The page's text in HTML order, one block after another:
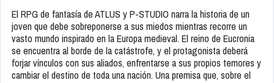
El RPG de fantasía de ATLUS y P-STUDIO narra la historia de un
joven que debe sobreponerse a sus miedos mientras recorre un
vasto mundo inspirado en la Europa medieval. El reino de Eucronia
se encuentra al borde de la catástrofe, y el protagonista deberá
forjar vínculos con sus aliados, enfrentarse a sus propios temores y
cambiar el destino de toda una nación. Una premisa que, sobre el